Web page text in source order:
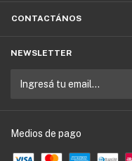
CONTACTÁNOS
NEWSLETTER
Medios de pago